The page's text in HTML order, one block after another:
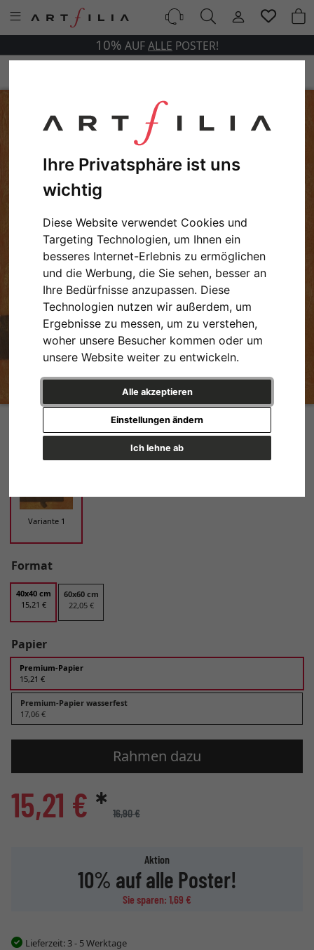
Ihre Privatsphäre ist uns
wichtig
Diese Website verwendet Cookies und
Targeting Technologien, um Ihnen ein
besseres Internet-Erlebnis zu ermöglichen
und die Werbung, die Sie sehen, besser an
Ihre Bedürfnisse anzupassen. Diese
Technologien nutzen wir außerdem, um
Ergebnisse zu messen, um zu verstehen,
woher unsere Besucher kommen oder um
unsere Website weiter zu entwickeln.
Alle akzeptieren
Ich lehne ab
Einstellungen ändern
10% AUFALLE POSTER!
Tree Friend Variante 1 | 40x40 cm | Premium-Papier
Design
Variante 1
Format
40x40 cm
15,21 €
60x60 cm
22,05 €
Papier
Premium-Papier
15,21 €
Premium-Papier wasserfest
17,06 €
Rahmen dazu
15,21 € * 16,90 €
Aktion
10% auf alle Poster!
Sie sparen: 1,69 €
Lieferzeit: 3 - 5 Werktage